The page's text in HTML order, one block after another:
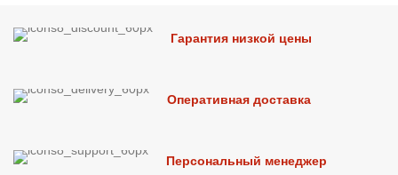
Гарантия низкой цены
Оперативная доставка
Персональный менеджер